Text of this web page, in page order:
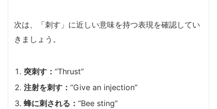
次は、「刺す」に近しい意味を持つ表現を確認してい
きましょう。
突刺す： “Thrust”
注射を刺す： “Give an injection”
蜂に刺される： “Bee sting”